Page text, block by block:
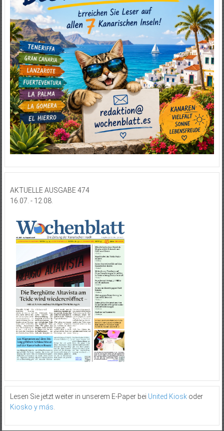
AKTUELLE AUSGABE 474
16.07. - 12.08.
Lesen Sie jetzt weiter in unserem E-Paper bei United Kioskoder
Kiosko y más